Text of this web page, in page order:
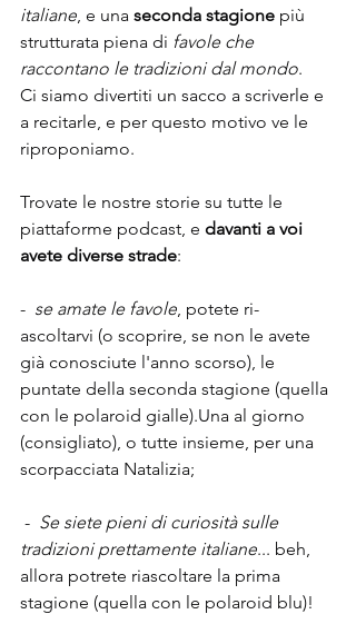
italiane, e una seconda stagione più
strutturata piena di favole che
raccontano le tradizioni dal mondo.
Ci siamo divertiti un sacco a scriverle e
a recitarle, e per questo motivo ve le
riproponiamo.
Trovate le nostre storie su tutte le
piattaforme podcast, e davanti a voi
avete diverse strade:
- se amate le favole, potete ri-
ascoltarvi (o scoprire, se non le avete
già conosciute l'anno scorso), le
puntate della seconda stagione (quella
con le polaroid gialle).Una al giorno
(consigliato), o tutte insieme, per una
scorpacciata Natalizia;
- Se siete pieni di curiosità sulle
tradizioni prettamente italiane... beh,
allora potrete riascoltare la prima
stagione (quella con le polaroid blu)!